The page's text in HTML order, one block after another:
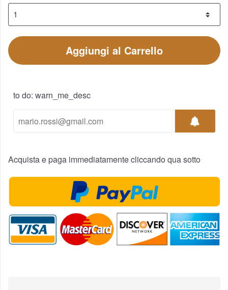
Aggiungi al Carrello
to do: warn_me_desc
Acquista e paga immediatamente cliccando qua sotto